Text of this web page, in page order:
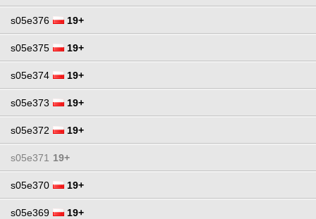
s05e376 19+
s05e375 19+
s05e374 19+
s05e373 19+
s05e372 19+
s05e371 19+
s05e370 19+
s05e369 19+